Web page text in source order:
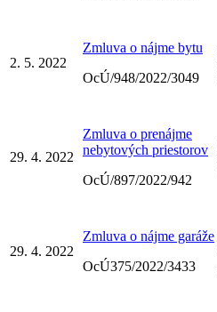
2. 5. 2022
Zmluva o nájme bytu
OcÚ/948/2022/3049
29. 4. 2022
Zmluva o prenájme
nebytových priestorov
OcÚ/897/2022/942
29. 4. 2022
Zmluva o nájme garáže
OcÚ375/2022/3433